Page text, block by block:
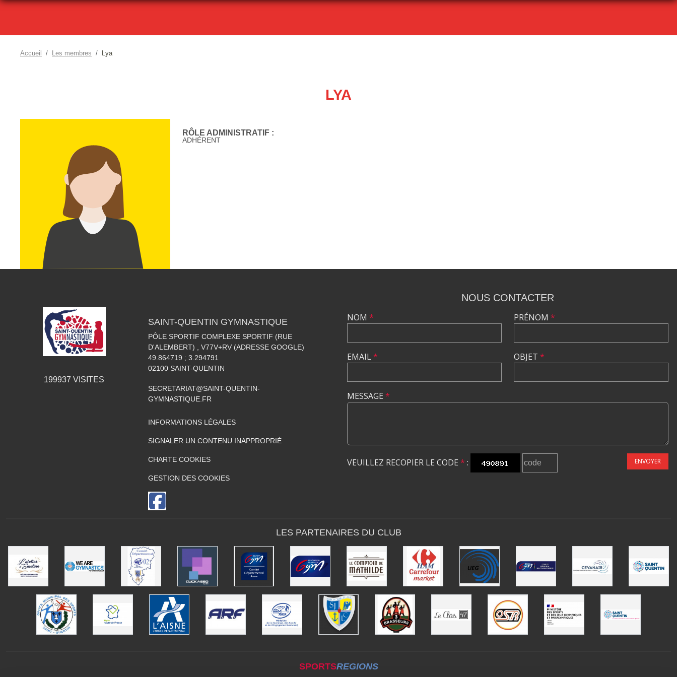
Accueil Les membres Lya
LYA
RÔLE ADMINISTRATIF :
ADHÉRENT
199937 VISITES
SAINT-QUENTIN GYMNASTIQUE
PÔLE SPORTIF COMPLEXE SPORTIF (RUE
D'ALEMBERT) , V77V+RV (ADRESSE GOOGLE)
49.864719 ; 3.294791
02100 SAINT-QUENTIN
SECRETARIAT@SAINT-QUENTIN-
GYMNASTIQUE.FR
INFORMATIONS LÉGALES
SIGNALER UN CONTENU INAPPROPRIÉ
CHARTE COOKIES
GESTION DES COOKIES
NOUS CONTACTER
NOM *
EMAIL*
PRÉNOM *
OBJET *
MESSAGE *
VEUILLEZ RECOPIER LE CODE * : ENVOYER
LES PARTENAIRES DU CLUB
SPORTSREGIONS